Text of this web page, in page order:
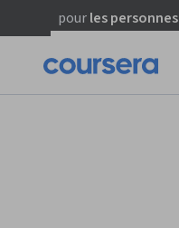
pourles personnes